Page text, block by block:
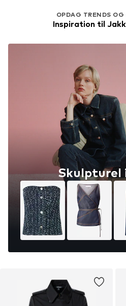
OPDAG TRENDS
Inspiration til
Skulpturel